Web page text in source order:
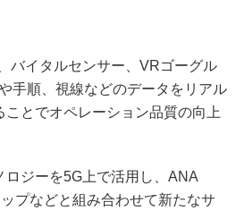
バイタルセンサー、VRゴーグル
手順、視線などのデータをリアル
とでオペレーション品質の向上
ジーを5G上で活用し、ANA
プなどと組み合わせて新たなサ